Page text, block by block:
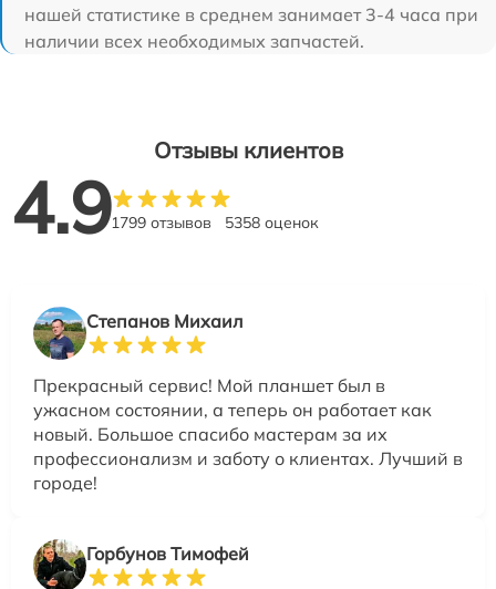
нашей статистике в среднем занимает 3-4 часа при
наличии всех необходимых запчастей.
Отзывы клиентов
4.91799 отзывов 5358 оценок
Степанов Михаил
Прекрасный сервис! Мой планшет был в
ужасном состоянии, а теперь он работает как
новый. Большое спасибо мастерам за их
профессионализм и заботу о клиентах. Лучший в
городе!
Горбунов Тимофей